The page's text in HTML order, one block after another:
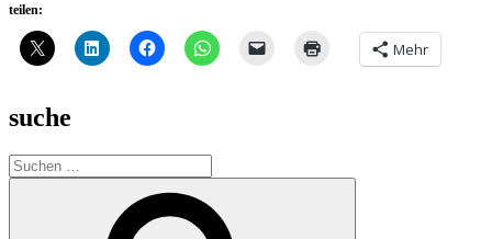
teilen:
Mehr
suche
Suche
nach: